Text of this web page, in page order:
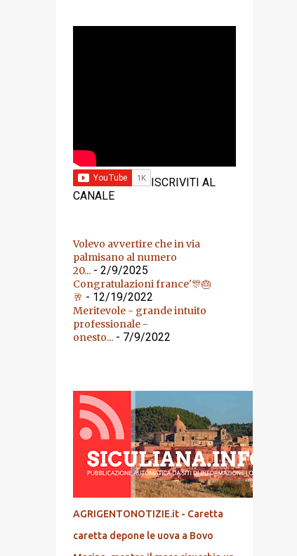
ISCRIVITI AL
CANALE
Volevo avvertire che in via
palmisano al numero
20...- 2/9/2025
Congratulazioni france'🎊🎂
🥂 - 12/19/2022
Meritevole - grande intuito
professionale -
onesto...- 7/9/2022
AGRIGENTONOTIZIE.it - Caretta
caretta depone le uova a Bovo